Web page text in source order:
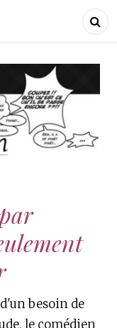
besoin de
le comédien